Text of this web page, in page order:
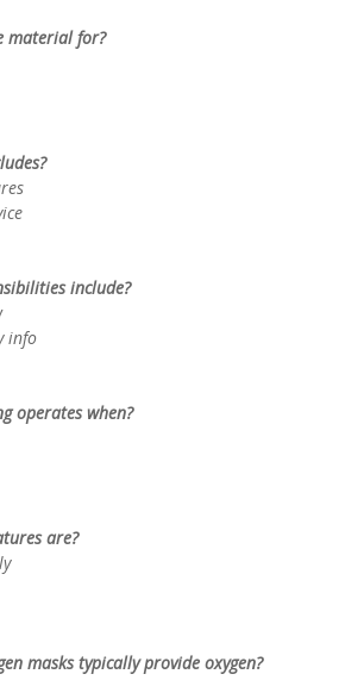
material for?
include?
info
operates when?
are?
masks typically provide oxygen?